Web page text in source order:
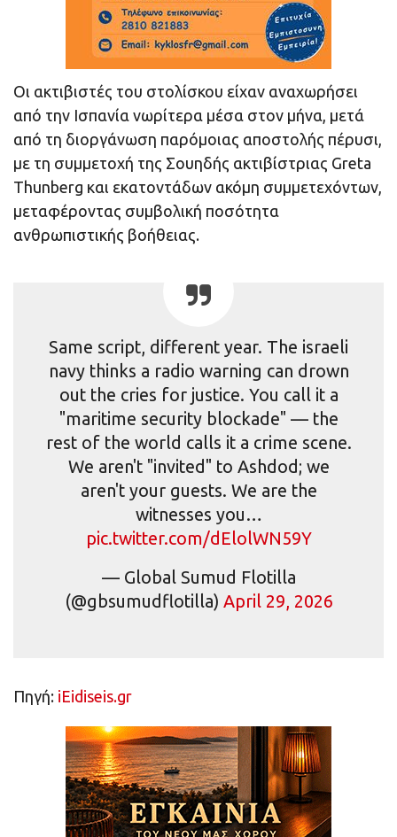
Οι ακτιβιστές του στολίσκου είχαν αναχωρήσει
από την Ισπανία νωρίτερα μέσα στον μήνα, μετά
από τη διοργάνωση παρόμοιας αποστολής πέρυσι,
με τη συμμετοχή της Σουηδής ακτιβίστριας Greta
Thunberg και εκατοντάδων ακόμη συμμετεχόντων,
μεταφέροντας συμβολική ποσότητα
ανθρωπιστικής βοήθειας.
Same script, different year. The israeli
navy thinks a radio warning can drown
out the cries for justice. You call it a
"maritime security blockade" — the
rest of the world calls it a crime scene.
We aren't "invited" to Ashdod; we
aren't your guests. We are the
witnesses you…
pic.twitter.com/dElolWN59Y
— Global Sumud Flotilla
(@gbsumudflotilla) April 29, 2026
Πηγή: iEidiseis.gr